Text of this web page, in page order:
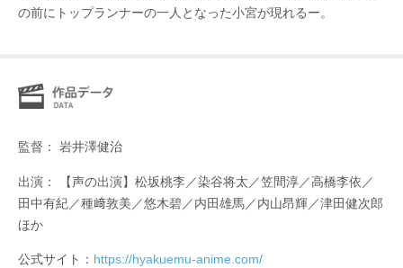
の前にトップランナーの一人となった小宮が現れるー。
監督： 岩井澤健治
出演： 【声の出演】松坂桃李／染谷将太／笠間淳／高橋李依／
田中有紀／種﨑敦美／悠木碧／内田雄馬／内山昂輝／津田健次郎
ほか
公式サイト： https://hyakuemu-anime.com/